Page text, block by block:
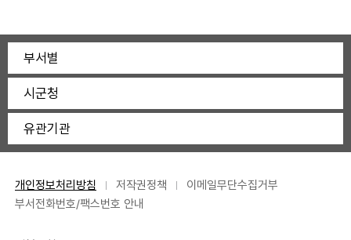
부서별
시군청
유관기관
개인정보처리방침 저작권정책
이메일무단수집거부
부서전화번호/팩스번호 안내